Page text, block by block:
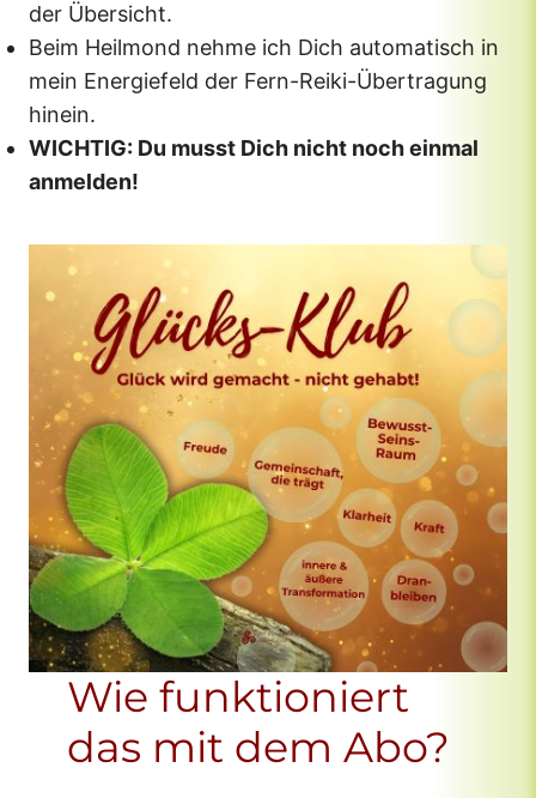
der Übersicht.
Beim Heilmond nehme ich Dich automatisch in
mein Energiefeld der Fern-Reiki-Übertragung
hinein.
WICHTIG: Du musst Dich nicht noch einmal
anmelden!
Wie funktioniert
das mit dem Abo?